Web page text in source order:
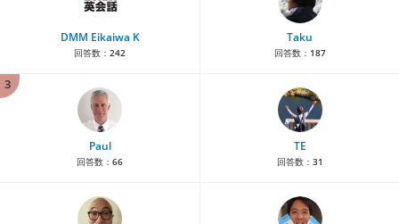
DMM Eikaiwa K
回答数： 242
Taku
回答数： 187
3
Paul
回答数： 66
TE
回答数： 31